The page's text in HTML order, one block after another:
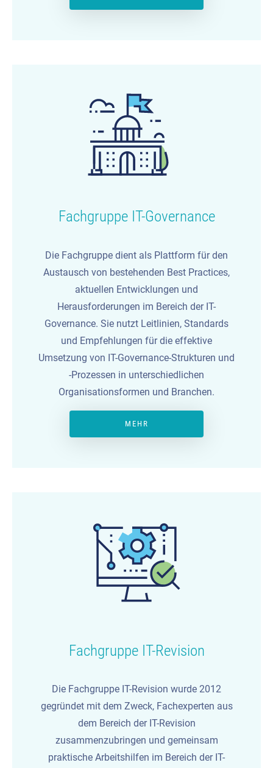
Fachgruppe IT-Governance
Die Fachgruppe dient als Plattform für den
Austausch von bestehenden Best Practices,
aktuellen Entwicklungen und
Herausforderungen im Bereich der IT-
Governance. Sie nutzt Leitlinien, Standards
und Empfehlungen für die effektive
Umsetzung von IT-Governance-Strukturen und
-Prozessen in unterschiedlichen
Organisationsformen und Branchen.
MEHR
Fachgruppe IT-Revision
Die Fachgruppe IT-Revision wurde 2012
gegründet mit dem Zweck, Fachexperten aus
dem Bereich der IT-Revision
zusammenzubringen und gemeinsam
praktische Arbeitshilfen im Bereich der IT-